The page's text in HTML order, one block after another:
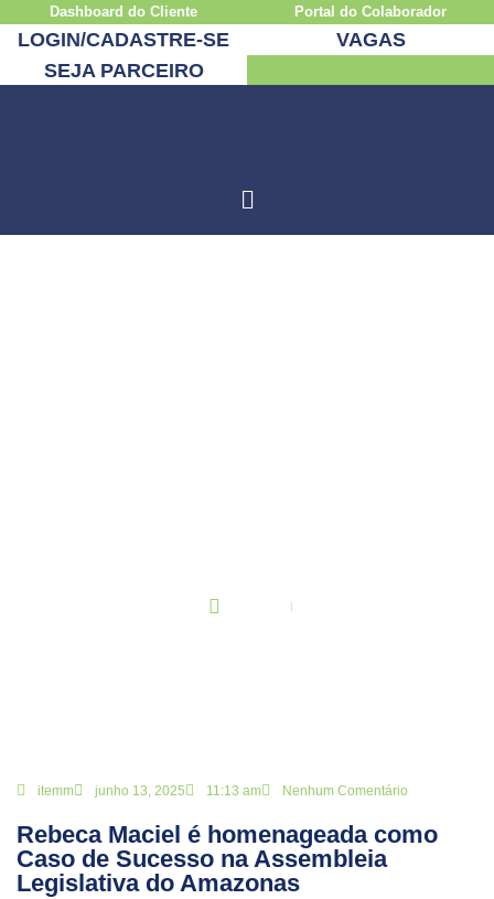
Dashboard do Cliente Portal do Colaborador
LOGIN/CADASTRE-SE
VAGAS
SEJA PARCEIRO
Principal
itemm junho 13, 2025 11:13 am Nenhum Comentário
Rebeca Maciel é homenageada como
Caso de Sucesso na Assembleia
Legislativa do Amazonas